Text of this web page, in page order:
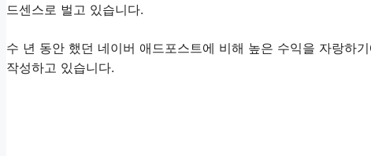
드센스로 벌고 있습니다.
수 년 동안 했던 네이버 애드포스트에 비해 높은 수익을 자랑하
작성하고 있습니다.